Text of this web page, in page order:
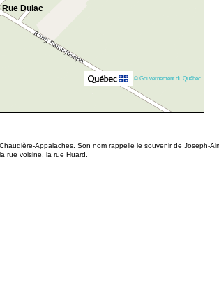
Rue Dulac
© Gouvernement du Québec
Appalaches. Son nom rappelle le souvenir de
rue voisine, la rue Huard.